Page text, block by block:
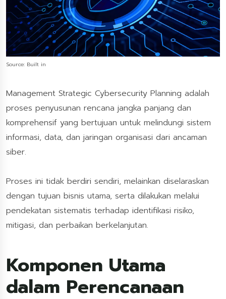
Source: Built in
Management Strategic Cybersecurity Planning adalah
proses penyusunan rencana jangka panjang dan
komprehensif yang bertujuan untuk melindungi sistem
informasi, data, dan jaringan organisasi dari ancaman
siber.
Proses ini tidak berdiri sendiri, melainkan diselaraskan
dengan tujuan bisnis utama, serta dilakukan melalui
pendekatan sistematis terhadap identifikasi risiko,
mitigasi, dan perbaikan berkelanjutan.
Komponen Utama
dalam Perencanaan